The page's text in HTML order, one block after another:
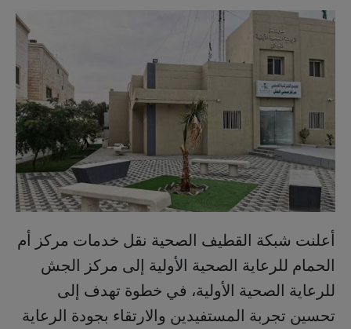
أعلنت شبكة القطيف الصحية نقل خدمات مركز أم
الحمام للرعاية الصحية الأولية إلى مركز الجش
للرعاية الصحية الأولية، في خطوة تهدف إلى
تحسين تجربة المستفيدين والارتقاء بجودة الرعاية